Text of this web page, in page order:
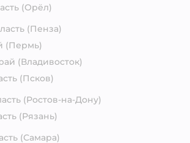
(Орёл)
(Пенза)
(Пермь)
(Владивосток)
(Псков)
(Ростов-на-Дону)
(Рязань)
(Самара)